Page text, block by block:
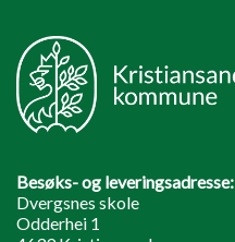
Besøks- og leveringsadresse:
Dvergsnes skole
Odderhei 1